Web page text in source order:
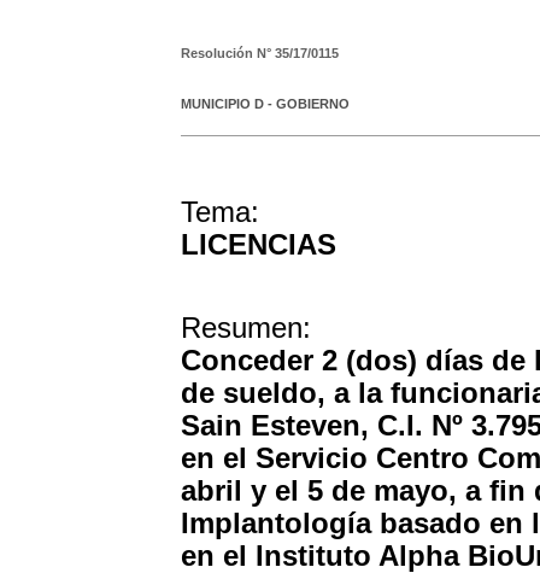
Resolución N° 35/17/0115
MUNICIPIO D - GOBIERNO
Tema:
LICENCIAS
Resumen:
Conceder 2 (dos) días
de sueldo, a la
Sain Esteven, C.I. Nº
en el Servicio Centro
abril y el 5 de mayo, a
Implantología basado en
en el Instituto Alpha